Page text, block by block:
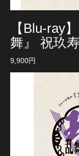
【Blu-ray
舞』 祝玖
9,900円